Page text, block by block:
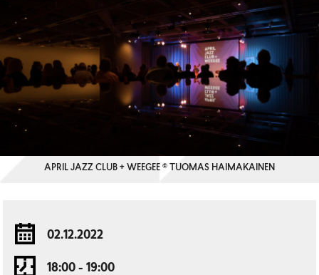
APRIL JAZZ CLUB + WEEGEE © TUOMAS HAIMAKAINEN
02.12.2022
18:00 - 19:00